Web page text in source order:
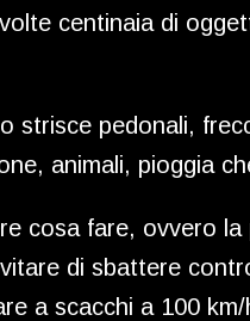
centinaia di
strisce pedonali,
animali, pioggia
cosa fare, ovvero
di sbattere
a scacchi a 100